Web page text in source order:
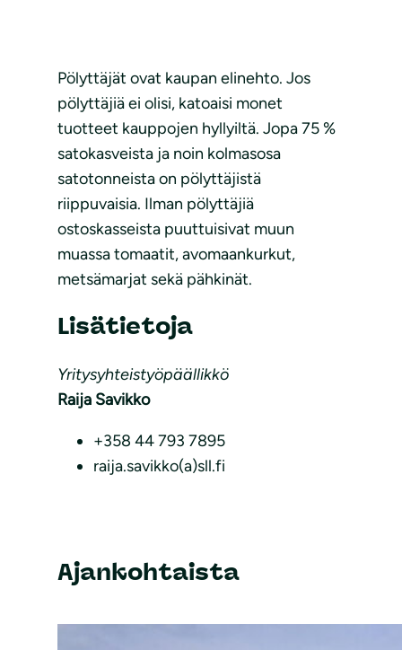
Pölyttäjät ovat kaupan elinehto. Jos
pölyttäjiä ei olisi, katoaisi monet
tuotteet kauppojen hyllyiltä. Jopa 75 %
satokasveista ja noin kolmasosa
satotonneista on pölyttäjistä
riippuvaisia. Ilman pölyttäjiä
ostoskasseista puuttuisivat muun
muassa tomaatit, avomaankurkut,
metsämarjat sekä pähkinät.
Lisätietoja
Yritysyhteistyöpäällikkö
Raija Savikko
+358 44 793 7895
raija.savikko(a)sll.fi
Ajankohtaista